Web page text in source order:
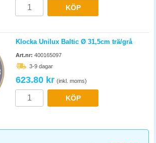
KÖP
Klocka Unilux Baltic Ø 31,5cm trä/grå
Art.nr: 400165097
3-9 dagar
623.80 kr (inkl. moms)
KÖP